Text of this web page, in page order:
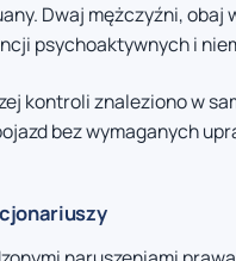
Dwaj mężczyźni,
psychoaktywnych i
kontroli znaleziono w
bez wymaganych